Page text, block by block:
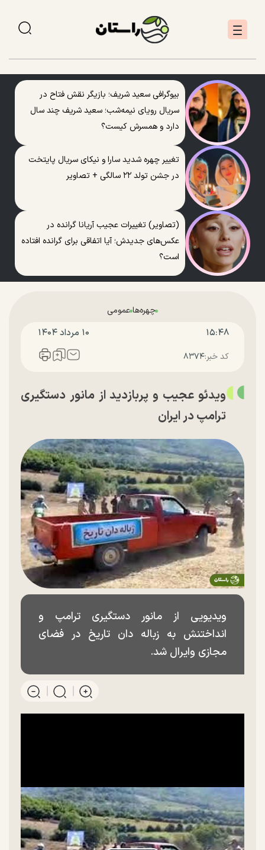
بیوگرافی سعید شریف؛ بازیگر نقش فتاح در
سریال رویای نیمه‌شب؛ سعید شریف چند سال
دارد و همسرش کیست؟
تغییر چهره شدید سارا و نیکای سریال پایتخت
در جشن تولد ۲۲ سالگی + تصاویر
(تصاویر) تغییرات عجیب آریانا گرانده در
عکس‌های جدیدش؛ آیا اتفاقی برای گرانده افتاده
است؟
چهره‌هاعمومی
۱۵:۴۸ ۱۰ مرداد ۱۴۰۴
کد خبر:۸۳۷۴
ویدئو عجیب و پربازدید از مانور دستگیری
ترامپ در ایران
ویدیویی از مانور دستگیری ترامپ و
انداختنش به زباله دان تاریخ در فضای
مجازی وایرال شد.